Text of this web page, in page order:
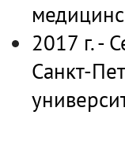
2017 г. -
Санкт-